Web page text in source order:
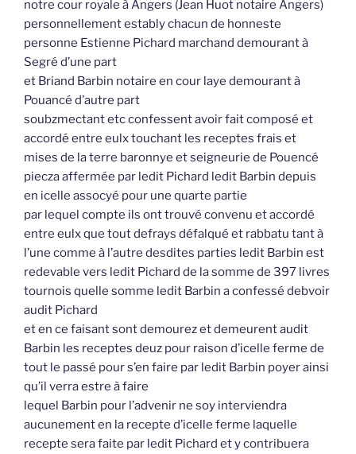
notre cour royale à Angers (Jean Huot notaire Angers)
personnellement estably chacun de honneste
personne Estienne Pichard marchand demourant à
Segré d’une part
et Briand Barbin notaire en cour laye demourant à
Pouancé d’autre part
soubzmectant etc confessent avoir fait composé et
accordé entre eulx touchant les receptes frais et
mises de la terre baronnye et seigneurie de Pouencé
piecza affermée par ledit Pichard ledit Barbin depuis
en icelle assocyé pour une quarte partie
par lequel compte ils ont trouvé convenu et accordé
entre eulx que tout defrays défalqué et rabbatu tant à
l’une comme à l’autre desdites parties ledit Barbin est
redevable vers ledit Pichard de la somme de 397 livres
tournois quelle somme ledit Barbin a confessé debvoir
audit Pichard
et en ce faisant sont demourez et demeurent audit
Barbin les receptes deuz pour raison d’icelle ferme de
tout le passé pour s’en faire par ledit Barbin poyer ainsi
qu’il verra estre à faire
lequel Barbin pour l’advenir ne soy interviendra
aucunement en la recepte d’icelle ferme laquelle
recepte sera faite par ledit Pichard et y contribuera